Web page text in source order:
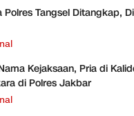
Polres Tangsel Ditangkap,
Kejaksaan, Pria di
di Polres Jakbar